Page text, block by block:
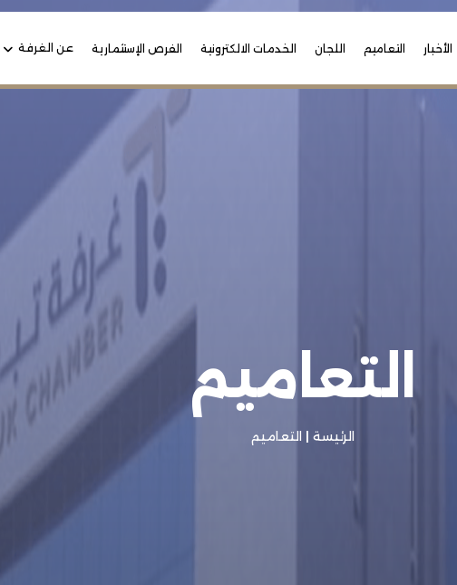
الأخبار التعاميم اللجان الخدمات الالكترونية الفرص الإستثمارية عن الغرفة
التعاميم
الرئيسة التعاميم